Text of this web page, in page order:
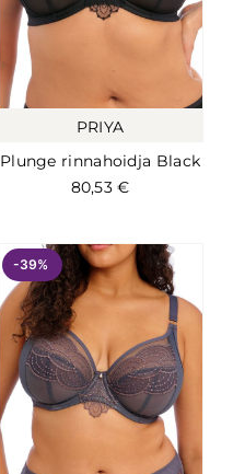
PRIYA
Plunge rinnahoidja Black
80,53€
-39%